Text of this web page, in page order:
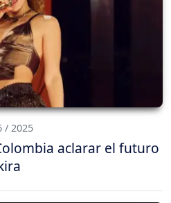
/ 2025
aclarar el futuro